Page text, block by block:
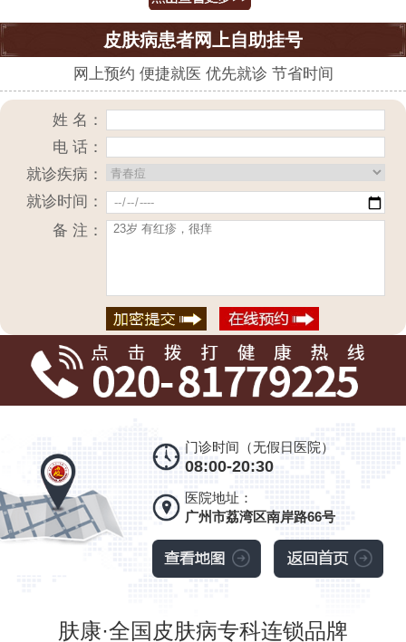
皮肤病患者网上自助挂号
网上预约 便捷就医 优先就诊 节省时间
姓 名：
电 话：
就诊疾病：
就诊时间：
备 注：
门诊时间（无假日医院）
08:00-20:30
医院地址：
广州市荔湾区南岸路66号
肤康·全国皮肤病专科连锁品牌